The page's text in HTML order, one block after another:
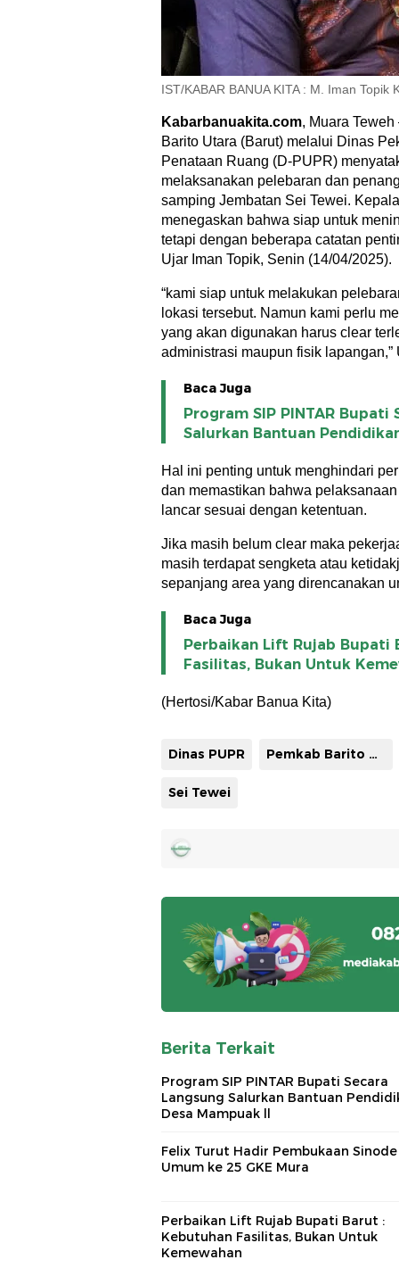
IST/KABAR BANUA KITA : M. Iman Topik
Kabarbanuakita.com, Muara
Barito Utara (Barut) melalui Dinas
Penataan Ruang (D-PUPR)
melaksanakan pelebaran dan
samping Jembatan Sei Tewei.
menegaskan bahwa siap untuk
tetapi dengan beberapa catatan
Ujar Iman Topik, Senin (14/04/2025).
“kami siap untuk melakukan
lokasi tersebut. Namun kami perlu
yang akan digunakan harus clear
administrasi maupun fisik lapangan,”
Baca Juga
Program SIP PINTAR Bupati
Salurkan Bantuan
Hal ini penting untuk menghindari
dan memastikan bahwa
lancar sesuai dengan ketentuan.
Jika masih belum clear maka
masih terdapat sengketa atau
sepanjang area yang direncanakan
Baca Juga
Perbaikan Lift Rujab Bupati
Fasilitas, Bukan Untuk
(Hertosi/Kabar Banua Kita)
Dinas PUPR Pemkab Barito Utara
Sei Tewei
Berita Terkait
Program SIP PINTAR Bupati Secara
Langsung Salurkan Bantuan
Desa Mampuak ll
Felix Turut Hadir Pembukaan Sinode
Umum ke 25 GKE Mura
Perbaikan Lift Rujab Bupati Barut :
Kebutuhan Fasilitas, Bukan Untuk
Kemewahan